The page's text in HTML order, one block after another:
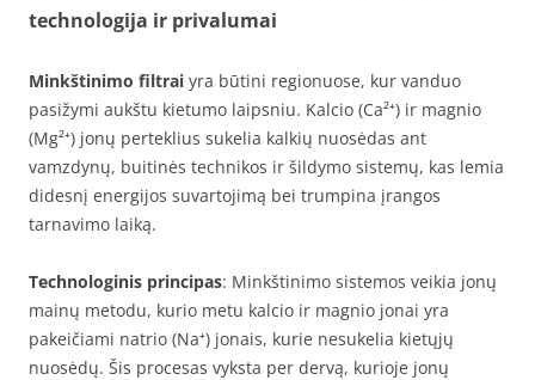
technologija ir privalumai
Minkštinimo filtrai yra būtini regionuose, kur vanduo
pasižymi aukštu kietumo laipsniu. Kalcio (Ca²⁺) ir magnio
(Mg²⁺) jonų perteklius sukelia kalkių nuosėdas ant
vamzdynų, buitinės technikos ir šildymo sistemų, kas lemia
didesnį energijos suvartojimą bei trumpina įrangos
tarnavimo laiką.
Technologinis principas: Minkštinimo sistemos veikia jonų
mainų metodu, kurio metu kalcio ir magnio jonai yra
pakeičiami natrio (Na⁺) jonais, kurie nesukelia kietųjų
nuosėdų. Šis procesas vyksta per dervą, kurioje jonų